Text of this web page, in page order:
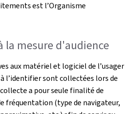
est l’Organisme
la mesure d'audience
aux matériel et logiciel de l’usager
l’identifier sont collectées lors de
a pour seule finalité de
fréquentation (type de navigateur,